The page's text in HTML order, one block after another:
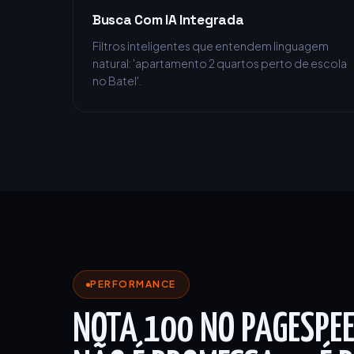
Busca Com IA Integrada
Filtros inteligentes que entendem linguagem
natural: 'apartamento 2 quartos perto de escola
no Batel'.
PERFORMANCE
NOTA 100 NO